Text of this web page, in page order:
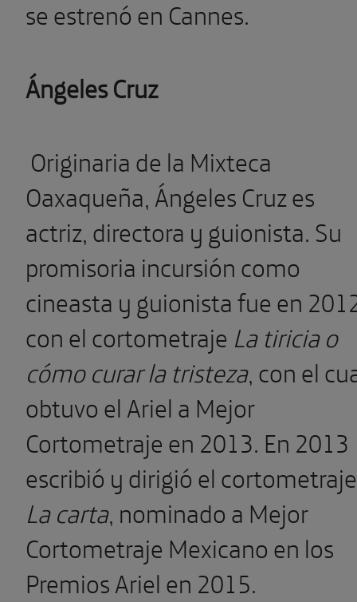
se estrenó en Cannes.
Ángeles Cruz
Originaria de la Mixteca
Oaxaqueña, Ángeles Cruz es
actriz, directora y guionista. Su
promisoria incursión como
cineasta y guionista fue en
con el cortometraje La tiricia o
cómo curar la tristeza, con el
obtuvo el Ariel a Mejor
Cortometraje en 2013. En 2013
escribió y dirigió el cortometraje
La carta, nominado a Mejor
Cortometraje Mexicano en los
Premios Ariel en 2015.